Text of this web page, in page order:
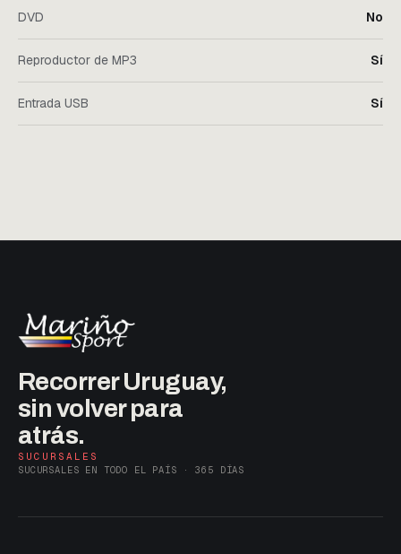
DVD No
Reproductor de MP3 Sí
Entrada USB Sí
Recorrer Uruguay,
sin volver para
atrás.
SUCURSALES
SUCURSALES EN TODO EL PAÍS · 365 DÍAS